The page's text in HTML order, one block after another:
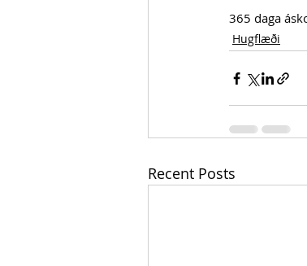
365 daga
Hugflæði
Recent Posts